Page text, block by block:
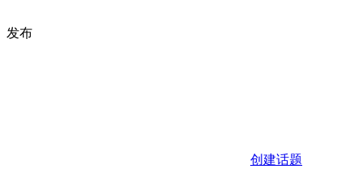
发布
创建话题